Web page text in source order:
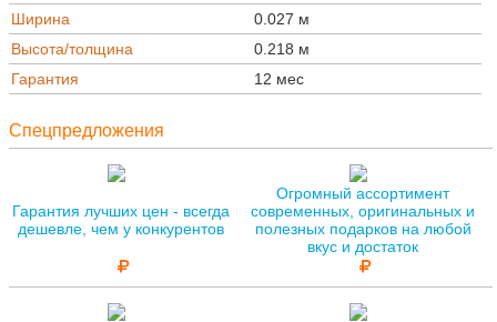
Ширина
0.027 м
Высота/толщина
0.218 м
Гарантия
12 мес
Спецпредложения
Гарантия лучших цен - всегда
дешевле, чем у конкурентов
Огромный ассортимент
современных, оригинальных и
полезных подарков на любой
вкус и достаток